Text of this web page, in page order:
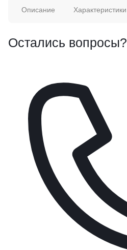
Описание Характеристики
Остались вопросы?